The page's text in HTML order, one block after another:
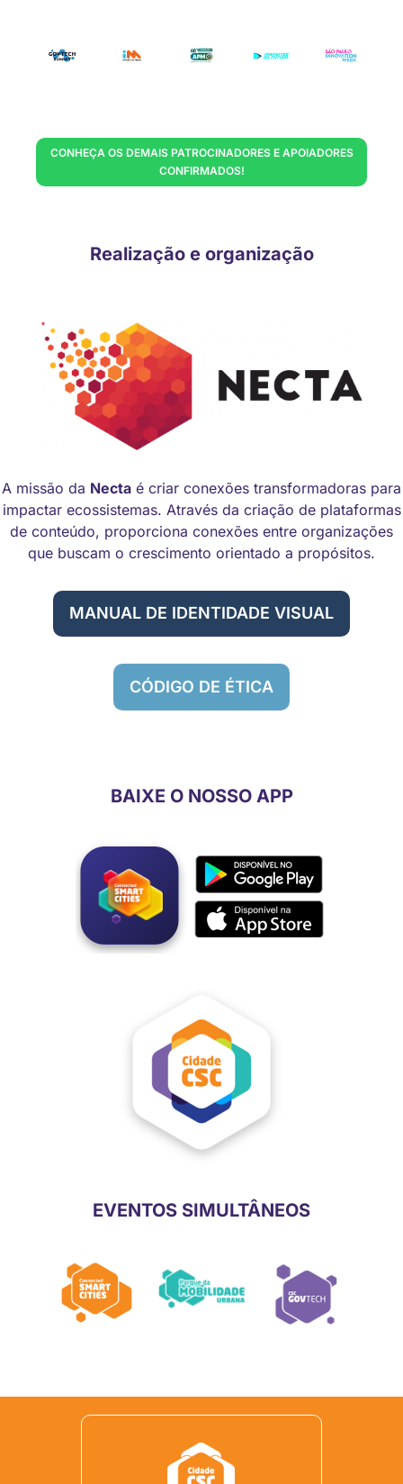
CONHEÇA OS DEMAIS PATROCINADORES E APOIADORES
CONFIRMADOS!
Realização e organização
A missão da Necta é criar conexões transformadoras para
impactar ecossistemas. Através da criação de plataformas
de conteúdo, proporciona conexões entre organizações
que buscam o crescimento orientado a propósitos.
MANUAL DE IDENTIDADE VISUAL
CÓDIGO DE ÉTICA
BAIXE O NOSSO APP
EVENTOS SIMULTÂNEOS